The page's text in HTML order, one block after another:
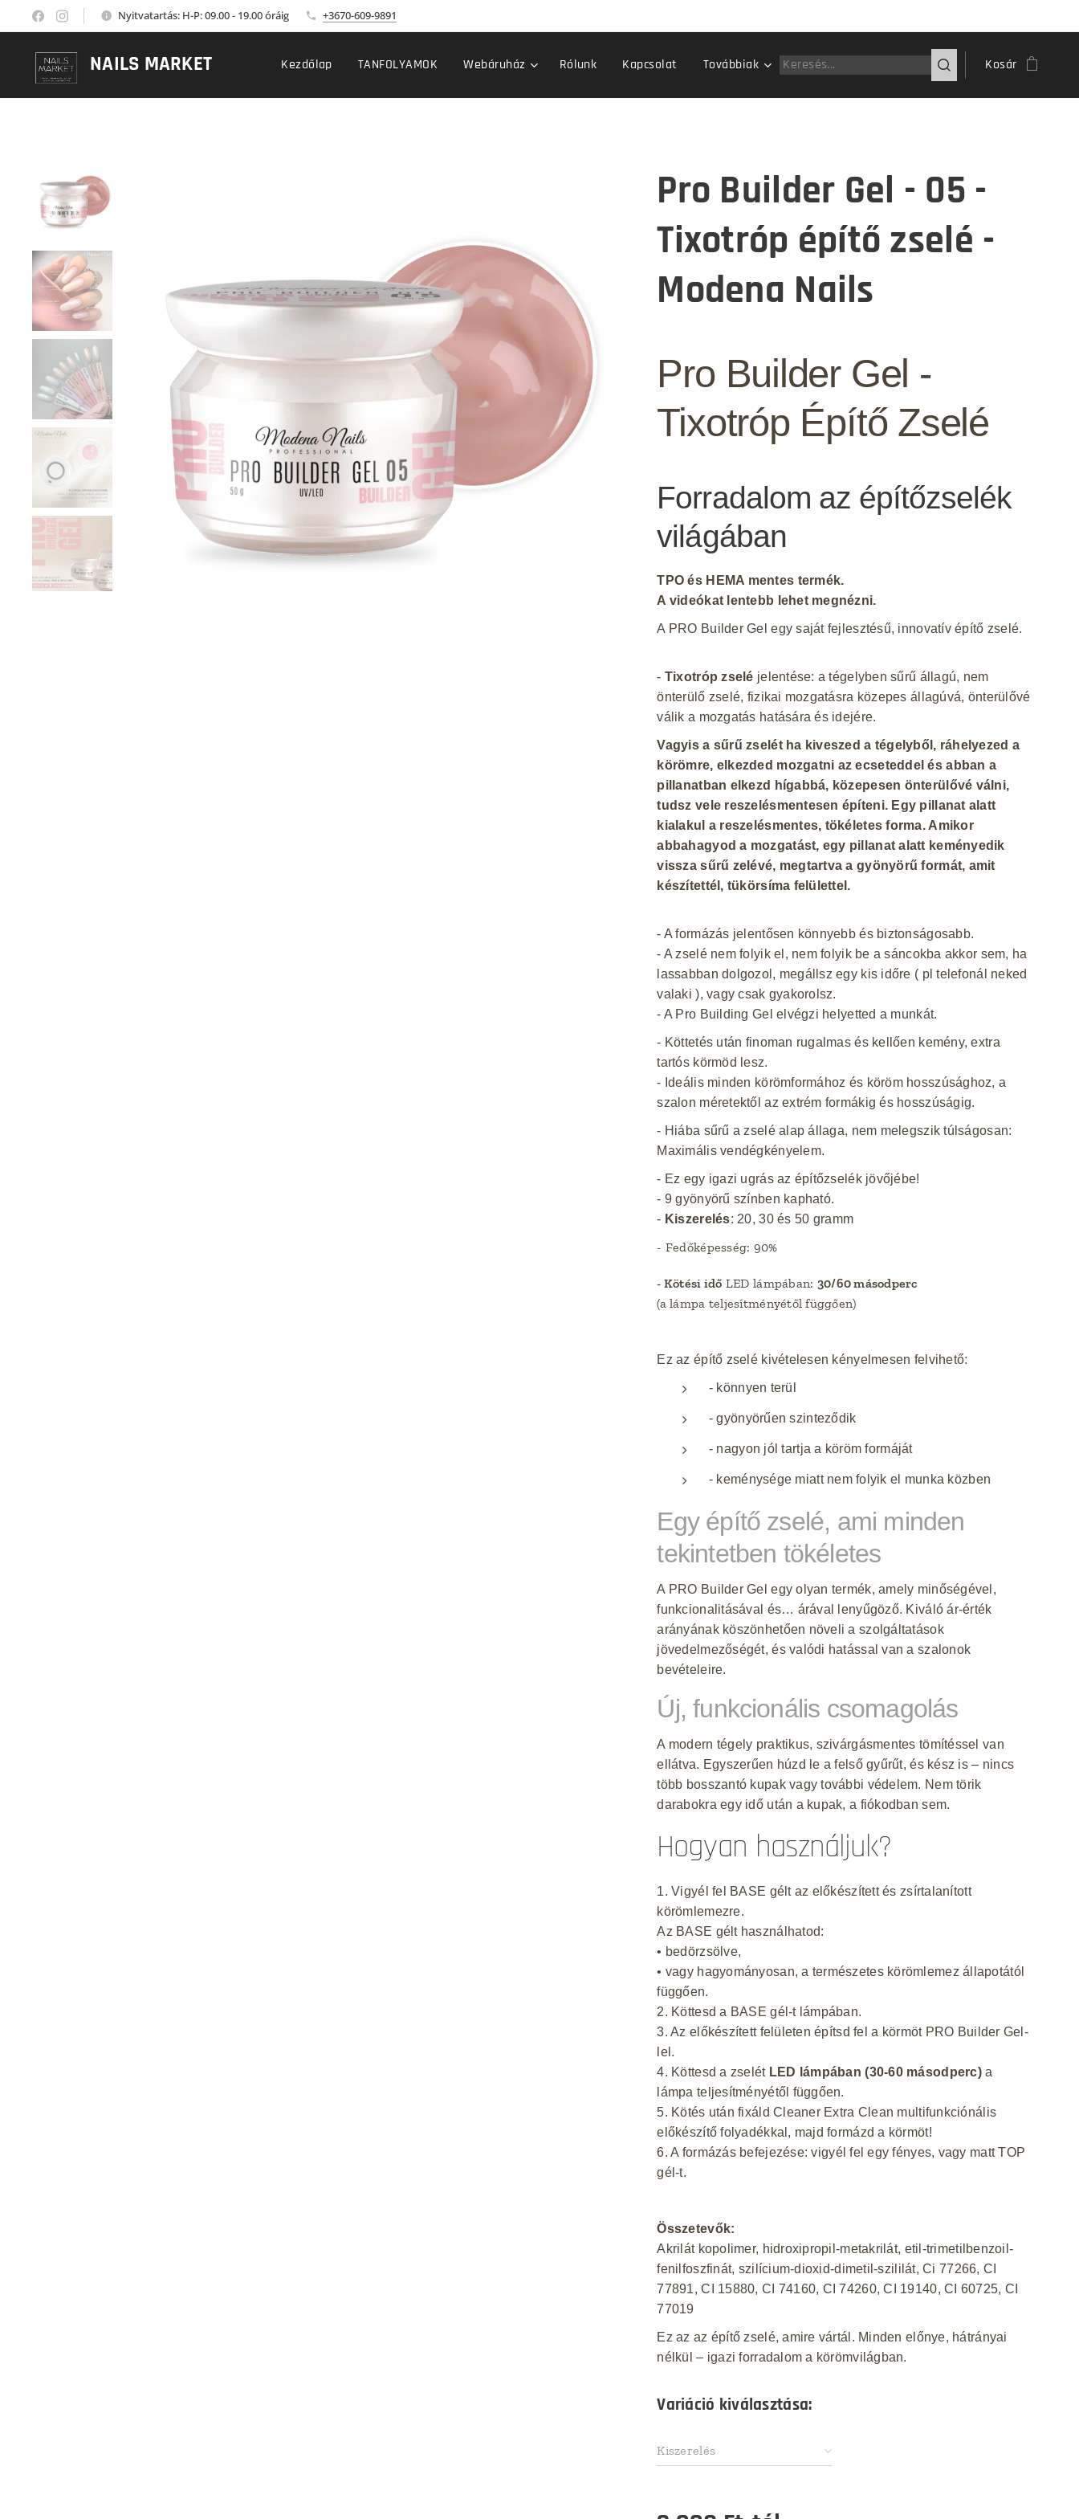
Nyitvatartás: H-P: 09.00 - 19.00 óráig +3670-609-9891
NAILS MARKET Kezdőlap TANFOLYAMOK Webáruház Rólunk Kapcsolat Továbbiak Kosár
Pro Builder Gel - 05 -
Tixotróp építő zselé -
Modena Nails
Pro Builder Gel -
Tixotróp Építő Zselé
Forradalom az építőzselék
világában
TPO és HEMA mentes termék.
A videókat lentebb lehet megnézni.
A PRO Builder Gel egy saját fejlesztésű, innovatív építő zselé.
- Tixotróp zselé jelentése: a tégelyben sűrű állagú, nem
önterülő zselé, fizikai mozgatásra közepes állagúvá, önterülővé
válik a mozgatás hatására és idejére.
Vagyis a sűrű zselét ha kiveszed a tégelyből, ráhelyezed a
körömre, elkezded mozgatni az ecseteddel és abban a
pillanatban elkezd hígabbá, közepesen önterülővé válni,
tudsz vele reszelésmentesen építeni. Egy pillanat alatt
kialakul a reszelésmentes, tökéletes forma. Amikor
abbahagyod a mozgatást, egy pillanat alatt keményedik
vissza sűrű zelévé, megtartva a gyönyörű formát, amit
készítettél, tükörsíma felülettel.
- A formázás jelentősen könnyebb és biztonságosabb.
- A zselé nem folyik el, nem folyik be a sáncokba akkor sem, ha
lassabban dolgozol, megállsz egy kis időre ( pl telefonál neked
valaki ), vagy csak gyakorolsz.
- A Pro Building Gel elvégzi helyetted a munkát.
- Köttetés után finoman rugalmas és kellően kemény, extra
tartós körmöd lesz.
- Ideális minden körömformához és köröm hosszúsághoz, a
szalon méretektől az extrém formákig és hosszúságig.
- Hiába sűrű a zselé alap állaga, nem melegszik túlságosan:
Maximális vendégkényelem.
- Ez egy igazi ugrás az építőzselék jövőjébe!
- 9 gyönyörű színben kapható.
- Kiszerelés: 20, 30 és 50 gramm
- Fedőképesség: 90%
- Kötési idő LED lámpában: 30/60 másodperc
(a lámpa teljesítményétől függően)
Ez az építő zselé kivételesen kényelmesen felvihető:
- könnyen terül
- gyönyörűen szinteződik
- nagyon jól tartja a köröm formáját
- keménysége miatt nem folyik el munka közben
Egy építő zselé, ami minden
tekintetben tökéletes
A PRO Builder Gel egy olyan termék, amely minőségével,
funkcionalitásával és… árával lenyűgöző. Kiváló ár-érték
arányának köszönhetően növeli a szolgáltatások
jövedelmezőségét, és valódi hatással van a szalonok
bevételeire.
Új, funkcionális csomagolás
A modern tégely praktikus, szivárgásmentes tömítéssel van
ellátva. Egyszerűen húzd le a felső gyűrűt, és kész is – nincs
több bosszantó kupak vagy további védelem. Nem törik
darabokra egy idő után a kupak, a fiókodban sem.
Hogyan használjuk?
1. Vigyél fel BASE gélt az előkészített és zsírtalanított
körömlemezre.
Az BASE gélt használhatod:
• bedörzsölve,
• vagy hagyományosan, a természetes körömlemez állapotától
függően.
2. Köttesd a BASE gél-t lámpában.
3. Az előkészített felületen építsd fel a körmöt PRO Builder Gel-
lel.
4. Köttesd a zselét LED lámpában (30-60 másodperc)a
lámpa teljesítményétől függően.
5. Kötés után fixáld Cleaner Extra Clean multifunkciónális
előkészítő folyadékkal, majd formázd a körmöt!
6. A formázás befejezése:vigyél fel egy fényes, vagy matt TOP
gél-t.
Összetevők:
Akrilát kopolimer, hidroxipropil-metakrilát, etil-trimetilbenzoil-
fenilfoszfinát, szilícium-dioxid-dimetil-szililát, Ci 77266, CI
77891, CI 15880, CI 74160, CI 74260, CI 19140, CI 60725, CI
77019
Ez az az építő zselé, amire vártál. Minden előnye, hátrányai
nélkül – igazi forradalom a körömvilágban.
Variáció kiválasztása:
Kiszerelés